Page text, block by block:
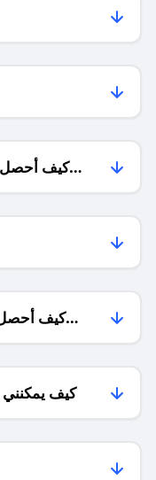
كيف أحصل
كيف
كيف يمكنني